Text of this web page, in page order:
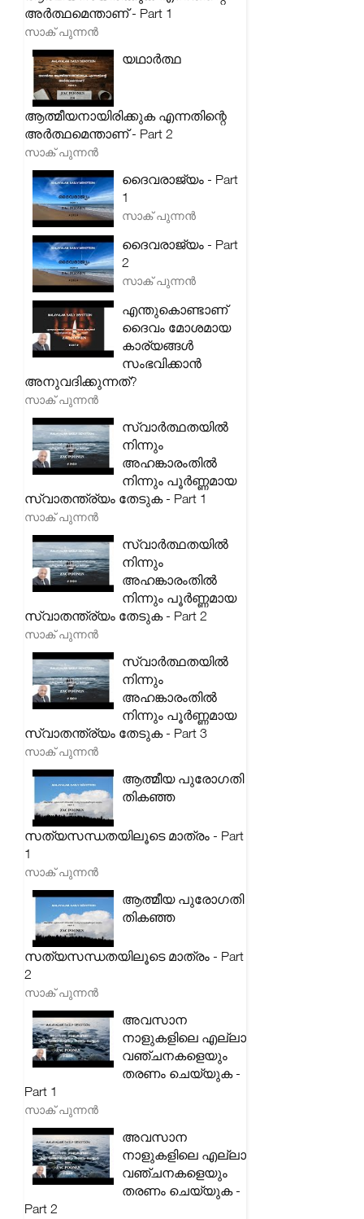
അർത്ഥമെന്താണ് - Part 1
സാക് പുന്നൻ
യഥാർത്ഥ
ആത്മീയനായിരിക്കുക എന്നതിന്റെ
അർത്ഥമെന്താണ് - Part 2
സാക് പുന്നൻ
ദൈവരാജ്യം - Part
1
സാക് പുന്നൻ
ദൈവരാജ്യം - Part
2
സാക് പുന്നൻ
എന്തുകൊണ്ടാണ്
ദൈവം മോശമായ
കാര്യങ്ങൾ
സംഭവിക്കാൻ
അനുവദിക്കുന്നത്?
സാക് പുന്നൻ
സ്വാർത്ഥതയിൽ
നിന്നും
അഹങ്കാരംതിൽ
നിന്നും പൂർണ്ണമായ
സ്വാതന്ത്ര്യം തേടുക - Part 1
സാക് പുന്നൻ
സ്വാർത്ഥതയിൽ
നിന്നും
അഹങ്കാരംതിൽ
നിന്നും പൂർണ്ണമായ
സ്വാതന്ത്ര്യം തേടുക - Part 2
സാക് പുന്നൻ
സ്വാർത്ഥതയിൽ
നിന്നും
അഹങ്കാരംതിൽ
നിന്നും പൂർണ്ണമായ
സ്വാതന്ത്ര്യം തേടുക - Part 3
സാക് പുന്നൻ
ആത്മീയ പുരോഗതി
തികഞ്ഞ
സത്യസന്ധതയിലൂടെ മാത്രം - Part
1
സാക് പുന്നൻ
ആത്മീയ പുരോഗതി
തികഞ്ഞ
സത്യസന്ധതയിലൂടെ മാത്രം - Part
2
സാക് പുന്നൻ
അവസാന
നാളുകളിലെ എല്ലാ
വഞ്ചനകളെയും
തരണം ചെയ്യുക -
Part 1
സാക് പുന്നൻ
അവസാന
നാളുകളിലെ എല്ലാ
വഞ്ചനകളെയും
തരണം ചെയ്യുക -
Part 2